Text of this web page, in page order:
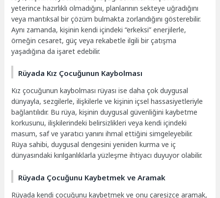
yeterince hazırlıklı olmadığını, planlarının sekteye uğradığını
veya mantıksal bir çözüm bulmakta zorlandığını gösterebilir.
Aynı zamanda, kişinin kendi içindeki “erkeksi” enerjilerle,
örneğin cesaret, güç veya rekabetle ilgili bir çatışma
yaşadığına da işaret edebilir.
Rüyada Kız Çocuğunun Kaybolması
Kız çocuğunun kaybolması rüyası ise daha çok duygusal
dünyayla, sezgilerle, ilişkilerle ve kişinin içsel hassasiyetleriyle
bağlantılıdır. Bu rüya, kişinin duygusal güvenliğini kaybetme
korkusunu, ilişkilerindeki belirsizlikleri veya kendi içindeki
masum, saf ve yaratıcı yanını ihmal ettiğini simgeleyebilir.
Rüya sahibi, duygusal dengesini yeniden kurma ve iç
dünyasındaki kırılganlıklarla yüzleşme ihtiyacı duyuyor olabilir.
Rüyada Çocuğunu Kaybetmek ve Aramak
Rüyada kendi çocuğunu kaybetmek ve onu çaresizce aramak,